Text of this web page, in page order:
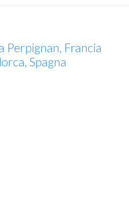
Perpignan, Francia
Spagna